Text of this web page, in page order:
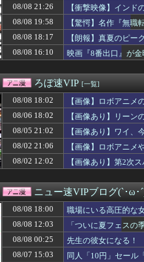
【ガンプラ】今日発売のレオパル
【お誕生日】逢田さん（34）の奇
今期の覇権アニメは？20代「ヤニ
【画像】因習村とかいう子供同士
『ドラゴンボール』のサイヤ人の
【画像】アムロ大尉、シャアに対
【怒報】ふたなりの何が良いんだよ
【画像】昔のエルフ、現代でもシ
【仮面ライダー】変身者の人生を
【画像】悪いプリキュア「2万でど
【動画】アニメ『ワンダンス』の
【ガンダムＷ】ドラゴンハングっ
「鬼滅の刃」の煉獄杏寿郎さんっ
【名探偵プリキュア】森亜るるか
【画像】有名女性声優「私はね、
転生したらスライムだった件 第89
【大悲報】未来で待ってる女さん
先生の彼女になる！
【悲報】「HUNTER×HUNTER」
【動画】福岡天神駅、とんでもな
【学マス】AIライザに対抗して学
【プリキュア】公式がイベント参
【謎】雨宮天さん、声優雑誌で搾乳
08/08 21:26
【衝撃映像】イン
08/08 19:58
【驚愕】名作『無
08/08 18:17
【朗報】真夏のピー
08/08 16:10
映画『8番出口』が
ろぼ速VIP [一覧]
08/08 18:02
【画像】ロボアニメ
08/06 18:02
【画像あり】リー
08/05 21:02
【画像あり】ワイ
08/02 21:06
【画像】ロボアニ
08/02 12:02
【画像あり】第2次
ニュー速VIPブログ(`･ω･
08/08 18:00
職場にいる高圧的な
08/08 12:03
「ついに夏フェス
よ！」オーガスト『
08/08 00:25
先生の彼女になる！
08/07 15:03
同人「10円」セール